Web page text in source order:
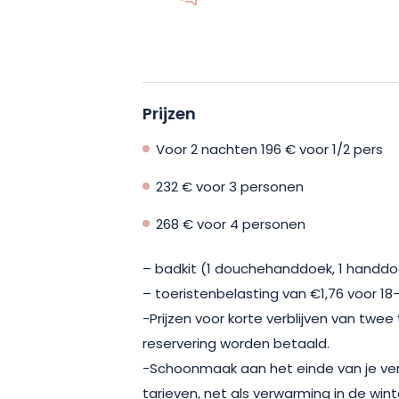
Om je comfort te garanderen is elke
toiletten.De buitenkant is ook ideaal
privéterras en een mooie tuin.
barbecue of om wat te lachen in de
deze gîtes met uitzicht op de
platteland van de Elzas.
Elke gîte heeft zijn eigen ingang,
comfortabel verblijf in volledige
inclusief schoonmaak aan het einde
en toeristenbelasting zijn voor eigen
Prijzen
Voor 2 nachten 196 € voor 1/2 pers
232 € voor 3 personen
268 € voor 4 personen
– badkit (1 douchehanddoek, 1
– toeristenbelasting van €1,76 voor
-Prijzen voor korte verblijven van
reservering worden betaald.
-Schoonmaak aan het einde van je